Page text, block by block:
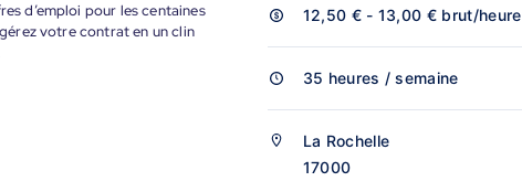
d’emploi pour les centaines
votre contrat en un clin
12,50 € - 13,00 € brut/heure
35 heures / semaine
La Rochelle
17000